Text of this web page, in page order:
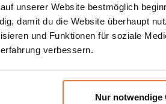
unserer Website bestmöglich
damit du die Website überhaupt
und Funktionen für soziale
verbessern.
Nur notwendige
– Niš
Mittagessen mit